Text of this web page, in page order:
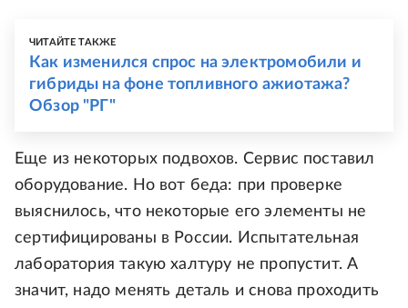
ЧИТАЙТЕ ТАКЖЕ
Как изменился спрос на электромобили и
гибриды на фоне топливного ажиотажа?
Обзор "РГ"
Еще из некоторых подвохов. Сервис поставил
оборудование. Но вот беда: при проверке
выяснилось, что некоторые его элементы не
сертифицированы в России. Испытательная
лаборатория такую халтуру не пропустит. А
значит, надо менять деталь и снова проходить